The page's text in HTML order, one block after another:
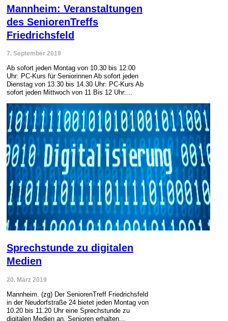
Mannheim: Veranstaltungen
des SeniorenTreffs
Friedrichsfeld
7. September 2019
Ab sofort jeden Montag von 10.30 bis 12.00
Uhr: PC-Kurs für Seniorinnen Ab sofort jeden
Dienstag von 13.30 bis 14.30 Uhr: PC-Kurs Ab
sofort jeden Mittwoch von 11 Bis 12 Uhr:...
Sprechstunde zu digitalen
Medien
20. März 2019
Mannheim. (zg) Der SeniorenTreff Friedrichsfeld
in der Neudorfstraße 24 bietet jeden Montag von
10.20 bis 11.20 Uhr eine Sprechstunde zu
digitalen Medien an. Senioren erhalten...